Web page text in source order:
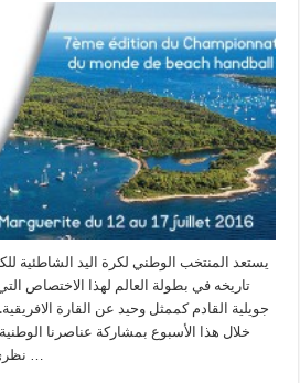
يستعد المنتخب الوطني لكرة اليد الشاطئية
جويلية القادم كممثل وحيد عن القارة
خلال هذا الأسبوع بمشاركة عناصرنا